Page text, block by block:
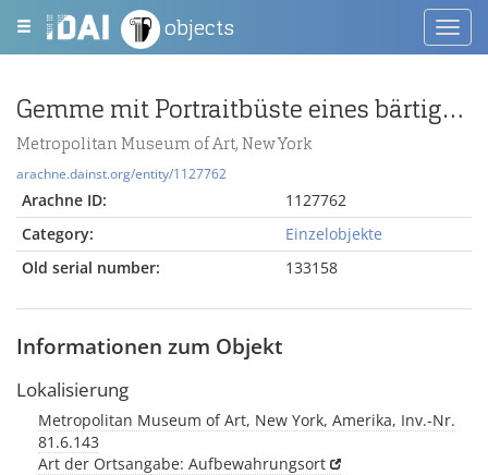
objects
Gemme mit Portraitbüste eines bärtigen Denkers
Metropolitan Museum of Art, New York
arachne.dainst.org/entity/1127762
Arachne ID:
1127762
Category:
Einzelobjekte
Old serial number:
133158
Informationen zum Objekt
Lokalisierung
Metropolitan Museum of Art, New York, Amerika, Inv.-Nr.
81.6.143
Art der Ortsangabe: Aufbewahrungsort